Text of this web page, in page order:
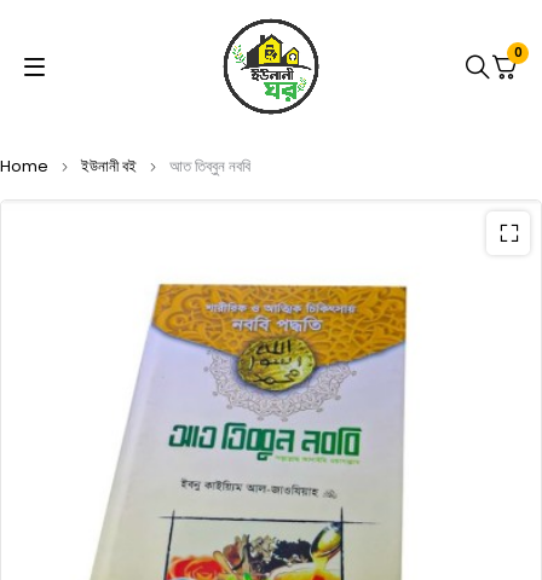
0
Home ইউনানী বই আত তিব্বুন নববি